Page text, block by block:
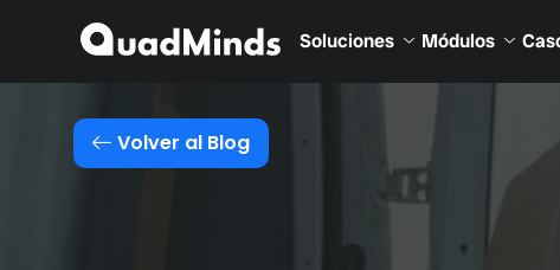
Soluciones Módulos
Volver al Blog